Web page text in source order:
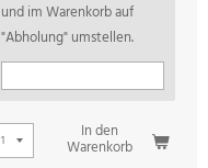
und im Warenkorb auf
"Abholung" umstellen.
In den
Warenkorb